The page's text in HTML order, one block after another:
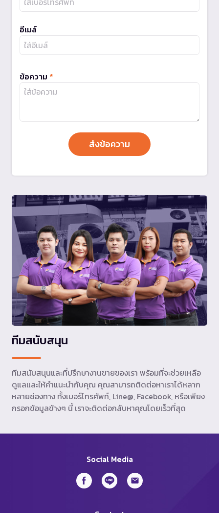
อีเมล์
ข้อความ *
ทีมสนับสนุน
ทีมสนับสนุนและที่ปรึกษางานขายของเรา พร้อมที่จะช่วยเหลือ
ดูแลและให้คำแนะนำกับคุณ คุณสามารถติดต่อหาเราได้หลาก
หลายช่องทาง ทั้งเบอร์โทรศัพท์, Line@, Facebook, หรือเพียง
กรอกข้อมูลข้างๆ นี้ เราจะติดต่อกลับหาคุณโดยเร็วที่สุด
Social Media